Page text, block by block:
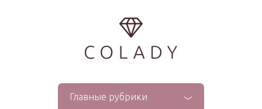
...
Главные рубрики